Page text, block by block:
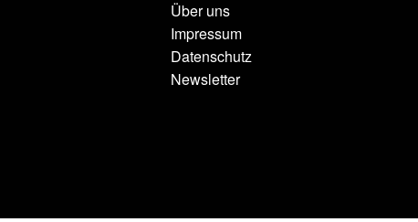
Über uns
Impressum
Datenschutz
Newsletter